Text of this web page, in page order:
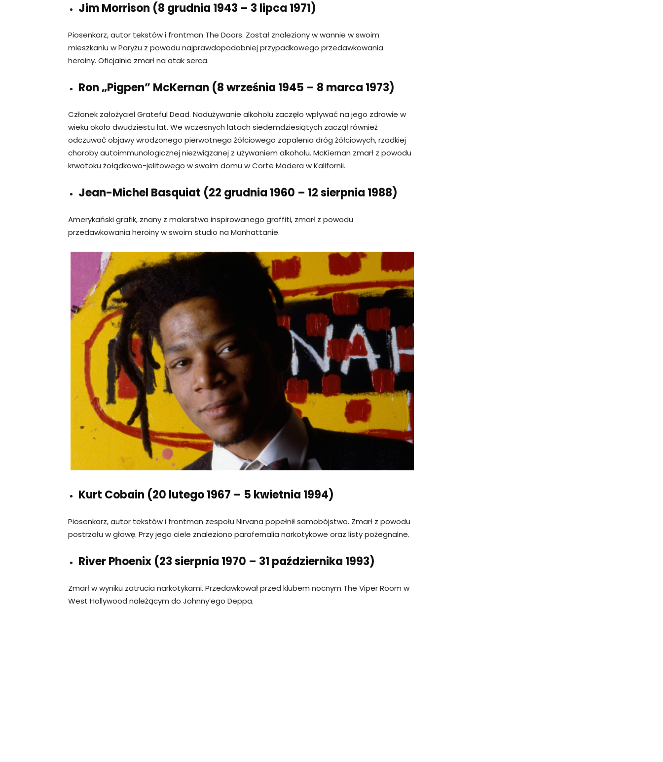
Jim Morrison (8 grudnia 1943 – 3 lipca 1971)
Piosenkarz, autor tekstów i frontman The Doors. Został znaleziony w wannie w swoim
mieszkaniu w Paryżu z powodu najprawdopodobniej przypadkowego przedawkowania
heroiny. Oficjalnie zmarł na atak serca.
Ron „Pigpen” McKernan (8 września 1945 – 8 marca 1973)
Członek założyciel Grateful Dead. Nadużywanie alkoholu zaczęło wpływać na jego zdrowie w
wieku około dwudziestu lat. We wczesnych latach siedemdziesiątych zaczął również
odczuwać objawy wrodzonego pierwotnego żółciowego zapalenia dróg żółciowych, rzadkiej
choroby autoimmunologicznej niezwiązanej z używaniem alkoholu. McKiernan zmarł z powodu
krwotoku żołądkowo-jelitowego w swoim domu w Corte Madera w Kalifornii.
Jean-Michel Basquiat (22 grudnia 1960 – 12 sierpnia 1988)
Amerykański grafik, znany z malarstwa inspirowanego graffiti, zmarł z powodu
przedawkowania heroiny w swoim studio na Manhattanie.
Kurt Cobain (20 lutego 1967 – 5 kwietnia 1994)
Piosenkarz, autor tekstów i frontman zespołu Nirvana popełnił samobójstwo. Zmarł z powodu
postrzału w głowę. Przy jego ciele znaleziono parafernalia narkotykowe oraz listy pożegnalne.
River Phoenix (23 sierpnia 1970 – 31 października 1993)
Zmarł w wyniku zatrucia narkotykami. Przedawkował przed klubem nocnym The Viper Room w
West Hollywood należącym do Johnny’ego Deppa.